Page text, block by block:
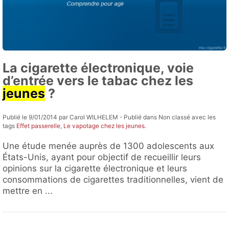
La cigarette électronique, voie
d’entrée vers le tabac chez les
jeunes ?
Publié le 9/01/2014 par Carol WILHELEM - Publié dans Non classé avec les
tags Effet passerelle, Le vapotage chez les jeunes.
Une étude menée auprès de 1300 adolescents aux
États-Unis, ayant pour objectif de recueillir leurs
opinions sur la cigarette électronique et leurs
consommations de cigarettes traditionnelles, vient de
mettre en ...